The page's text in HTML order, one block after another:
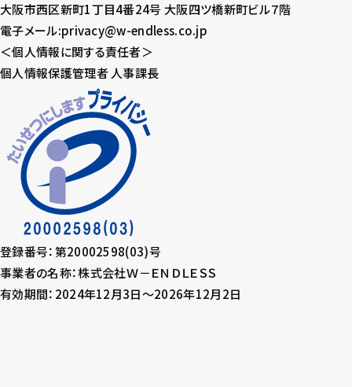
大阪市西区新町1丁目4番24号 大阪四ツ橋新町ビル７階
電子メール:privacy@w-endless.co.jp
＜個人情報に関する責任者＞
個人情報保護管理者 人事課長
登録番号：第20002598(03)号
事業者の名称：株式会社Ｗ－ＥＮＤＬＥＳＳ
有効期間：2024年12月3日～2026年12月2日